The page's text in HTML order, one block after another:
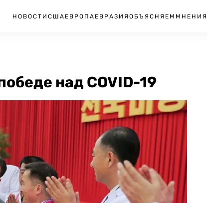
НОВОСТИ США ЕВРОПА ЕВРАЗИЯ ОБЪЯСНЯЕМ МНЕНИЯ
над COVID-19